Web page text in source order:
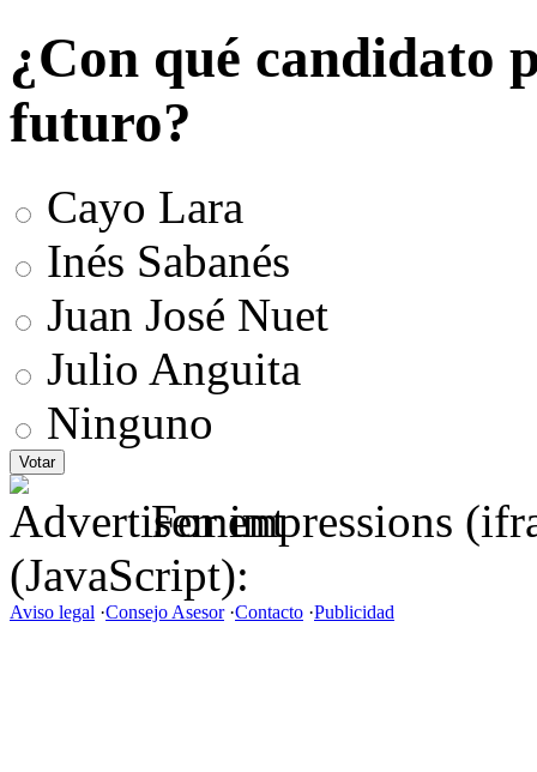
¿Con qué candidato
futuro?
Cayo Lara
Inés Sabanés
Juan José Nuet
Julio Anguita
Ninguno
For impressions
(JavaScript):
Aviso legal ·Consejo Asesor·Contacto ·Publicidad